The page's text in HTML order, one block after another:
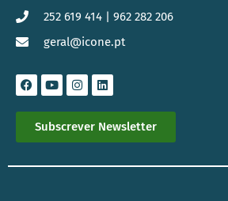
252 619 414 | 962 282 206
geral@icone.pt
Subscrever Newsletter